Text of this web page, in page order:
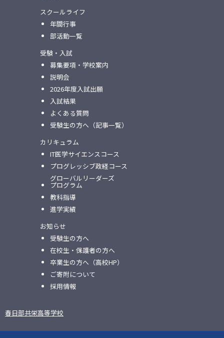
スクールライフ
年間行事
部活動一覧
受験・入試
募集要項・学校案内
説明会
2026年度入試出願
入試結果
よくある質問
受験生の方へ（記事一覧）
カリキュラム
IT医学サイエンスコース
プログレッシブ政経コース
グローバルリーダーズ
プログラム
教科指導
進学実績
お知らせ
受験生の方へ
在校生・保護者の方へ
卒業生の方へ（高校HP）
ご寄附について
採用情報
春日部共栄高等学校